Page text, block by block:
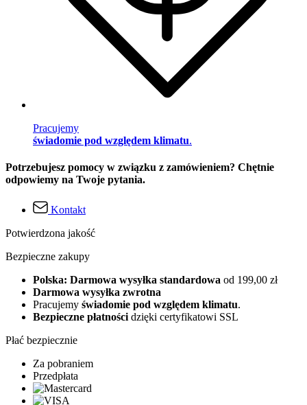
Pracujemy
świadomie pod względem klimatu.
Potrzebujesz pomocy w związku z zamówieniem? Chętnie
odpowiemy na Twoje pytania.
Kontakt
Potwierdzona jakość
Bezpieczne zakupy
Polska: Darmowa wysyłka standardowa od 199,00 zł
Darmowa wysyłka zwrotna
Pracujemy świadomie pod względem klimatu.
Bezpieczne płatności dzięki certyfikatowi SSL
Płać bezpiecznie
Za pobraniem
Przedpłata